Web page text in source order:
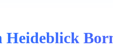
Heideblick